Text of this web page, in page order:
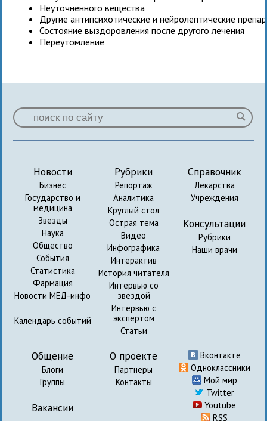
Неуточненного вещества
Другие антипсихотические и нейролептические
Состояние выздоровления после другого лечения
Переутомление
Новости
Бизнес
Государство и
медицина
Звезды
Наука
Общество
События
Статистика
Фармация
Новости МЕД-инфо
Календарь событий
Рубрики
Репортаж
Аналитика
Круглый стол
Острая тема
Видео
Инфографика
Интерактив
История читателя
Интервью со
звездой
Интервью с
экспертом
Статьи
Справочник
Лекарства
Учреждения
Консультации
Рубрики
Наши врачи
Общение
Блоги
Группы
Вакансии
О проекте
Партнеры
Контакты
Вконтакте
Одноклассники
Мой мир
Twitter
Youtube
RSS